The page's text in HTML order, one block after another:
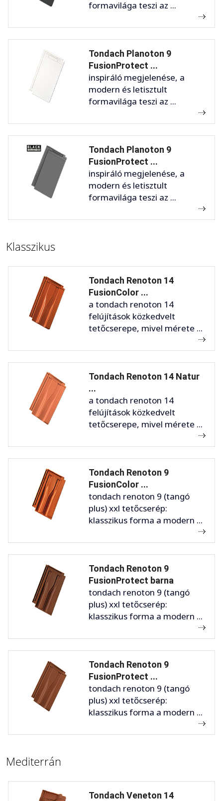
formavilága teszi az ...
Tondach Planoton 9
FusionProtect ...
inspiráló megjelenése, a
modern és letisztult
formavilága teszi az ...
Tondach Planoton 9
FusionProtect ...
inspiráló megjelenése, a
modern és letisztult
formavilága teszi az ...
Klasszikus
Tondach Renoton 14
FusionColor ...
a tondach renoton 14
felújítások közkedvelt
tetőcserepe, mivel mérete ...
Tondach Renoton 14 Natur
...
a tondach renoton 14
felújítások közkedvelt
tetőcserepe, mivel mérete ...
Tondach Renoton 9
FusionColor ...
tondach renoton 9 (tangó
plus) xxl tetőcserép:
klasszikus forma a modern ...
Tondach Renoton 9
FusionProtect barna
tondach renoton 9 (tangó
plus) xxl tetőcserép:
klasszikus forma a modern ...
Tondach Renoton 9
FusionProtect ...
tondach renoton 9 (tangó
plus) xxl tetőcserép:
klasszikus forma a modern ...
Mediterrán
Tondach Veneton 14